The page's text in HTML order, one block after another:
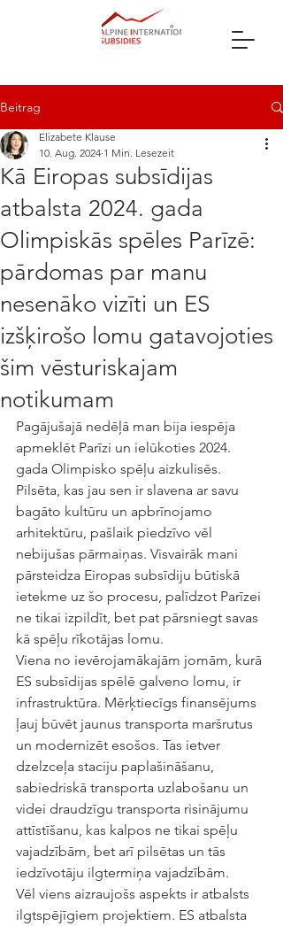
Beitrag
Kā Eiropas subsīdijas
atbalsta 2024. gada
Olimpiskās spēles Parīzē:
pārdomas par manu
nesenāko vizīti un ES
izšķirošo lomu gatavojoties
šim vēsturiskajam
notikumam
Elizabete Klause
10. Aug. 2024 1 Min. Lesezeit
Pagājušajā nedēļā man bija iespēja
apmeklēt Parīzi un ielūkoties 2024.
gada Olimpisko spēļu aizkulisēs.
Pilsēta, kas jau sen ir slavena ar savu
bagāto kultūru un apbrīnojamo
arhitektūru, pašlaik piedzīvo vēl
nebijušas pārmaiņas. Visvairāk mani
pārsteidza Eiropas subsīdiju būtiskā
ietekme uz šo procesu, palīdzot Parīzei
ne tikai izpildīt, bet pat pārsniegt savas
kā spēļu rīkotājas lomu.
Viena no ievērojamākajām jomām, kurā
ES subsīdijas spēlē galveno lomu, ir
infrastruktūra. Mērķtiecīgs finansējums
ļauj būvēt jaunus transporta maršrutus
un modernizēt esošos. Tas ietver
dzelzceļa staciju paplašināšanu,
sabiedriskā transporta uzlabošanu un
videi draudzīgu transporta risinājumu
attīstīšanu, kas kalpos ne tikai spēļu
vajadzībām, bet arī pilsētas un tās
iedzīvotāju ilgtermiņa vajadzībām.
Vēl viens aizraujošs aspekts ir atbalsts
ilgtspējīgiem projektiem. ES atbalsta